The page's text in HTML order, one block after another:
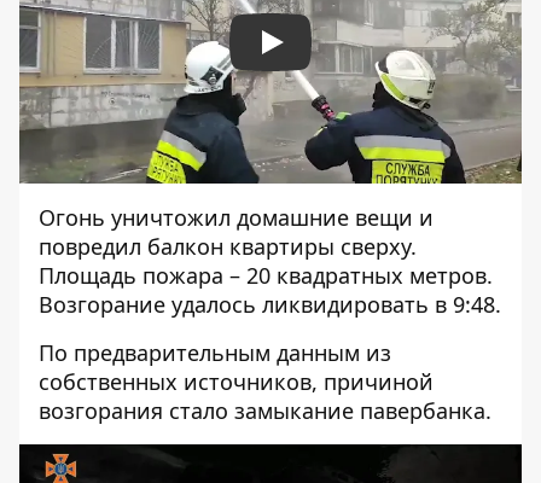
Play
Огонь уничтожил домашние вещи и
повредил балкон квартиры сверху.
Площадь пожара – 20 квадратных метров.
Возгорание удалось ликвидировать в 9:48.
По предварительным данным из
собственных источников, причиной
возгорания стало замыкание павербанка.